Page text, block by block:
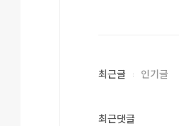
최근글 인기글
최근댓글